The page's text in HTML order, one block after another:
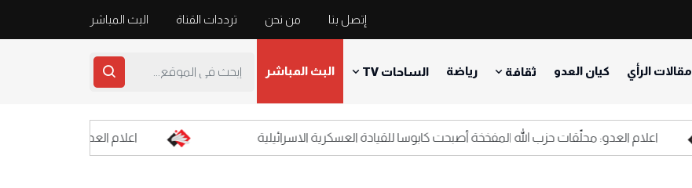
إتصل بنا من نحن ترددات القناة البث المباشر
مقالات الرأي كيان العدو ثقافة رياضة الساحات TV البث المباشر
اعلام العدو: محلّقات حزب الله اعلام العدو: محلّقات حزب الله المفخخة أصبحت كابوسا للقيادة العسكرية الاسرائيلية